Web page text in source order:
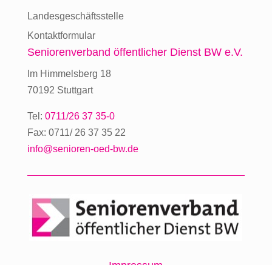
Landesgeschäftsstelle
Kontaktformular
Seniorenverband öffentlicher Dienst BW e.V.
Im Himmelsberg 18
70192 Stuttgart
Tel: 0711/26 37 35-0
Fax: 0711/ 26 37 35 22
info@senioren-oed-bw.de